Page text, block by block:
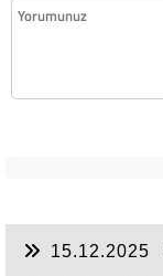
15.12.2025